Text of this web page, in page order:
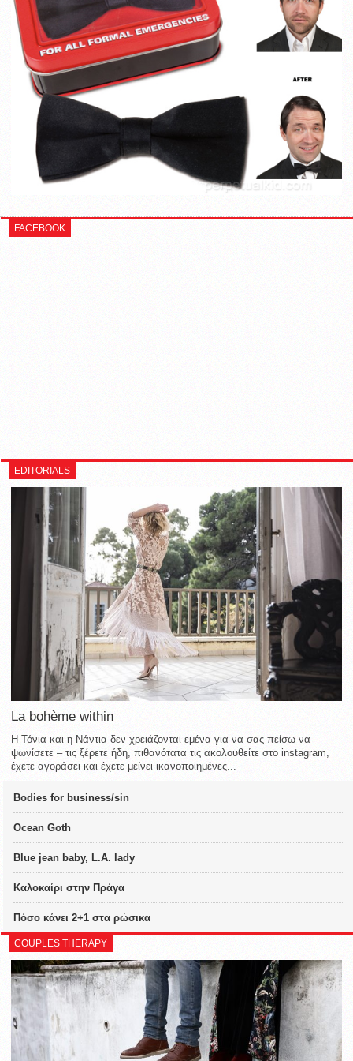
FACEBOOK
EDITORIALS
La bohème within
Η Τόνια και η Νάντια δεν χρειάζονται εμένα για να σας πείσω να
ψωνίσετε – τις ξέρετε ήδη, πιθανότατα τις ακολουθείτε στο instagram,
έχετε αγοράσει και έχετε μείνει ικανοποιημένες...
Bodies for business/sin
Ocean Goth
Blue jean baby, L.A. lady
Καλοκαίρι στην Πράγα
Πόσο κάνει 2+1 στα ρώσικα
COUPLES THERAPY